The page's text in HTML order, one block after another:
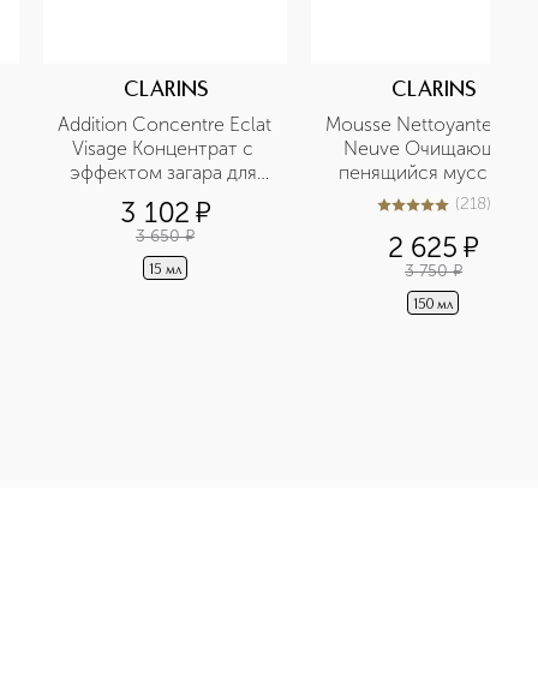
CLARINS
Addition Concentre Eclat
Visage Концентрат с
эффектом загара для
лица
3 102 ¤
3 650 ¤
15 мл
CLARINS
Mousse Nettoyante Peau
Neuve Очищающий
пенящийся мусс для
любого типа кожи
5из 5218 (218)
2 625 ¤
3 750 ¤
150 мл